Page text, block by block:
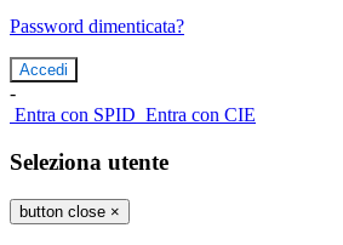
Password dimenticata?
-
Entra con SPID Entra con CIE
Seleziona utente
button close ×